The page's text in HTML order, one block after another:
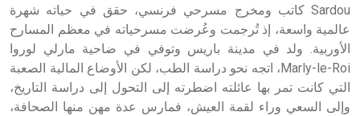
Sardou كاتب ومخرج مسرحي فرنسي، حقق في حياته شهرة
عالمية واسعة، إذ تُرجمت وعُرضت مسرحياته في معظم المسارح
الأوربية. ولد في مدينة باريس وتوفي في ضاحية مارلي لوروا
Marly-le-Roi، اتجه نحو دراسة الطب، لكن الأوضاع المالية الصعبة
التي كانت تمر بها عائلته اضطرته إلى التحول إلى دراسة التاريخ،
وإلى السعي وراء لقمة العيش، فمارس عدة مهن منها الصحافة،